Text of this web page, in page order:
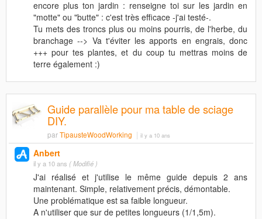
encore plus ton jardin : renseigne toi sur les jardin en
"motte" ou "butte" : c'est très efficace -j'ai testé-.
Tu mets des troncs plus ou moins pourris, de l'herbe, du
branchage --> Va t'éviter les apports en engrais, donc
+++ pour tes plantes, et du coup tu mettras moins de
terre également :)
Guide parallèle pour ma table de sciage
DIY.
parTipausteWoodWorking il y a 10 ans
Anbert
il y a 10 ans ( Modifié )
J'ai réalisé et j'utilise le même guide depuis 2 ans
maintenant. Simple, relativement précis, démontable.
Une problématique est sa faible longueur.
A n'utiliser que sur de petites longueurs (1/1,5m).